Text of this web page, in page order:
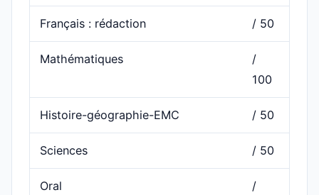
Français : rédaction / 50
Mathématiques
/
100
Histoire-géographie-EMC / 50
Sciences / 50
Oral
/